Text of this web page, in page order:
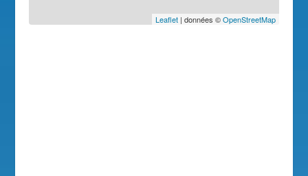
Leaflet| données ©OpenStreetMap